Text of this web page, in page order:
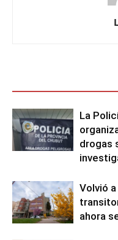
La
drogas
Volvió
ahora